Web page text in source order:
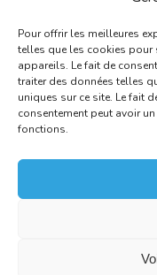
Pour offrir les meilleures
telles que les cookies pour
appareils. Le fait de
traiter des données telles
uniques sur ce site. Le fait
consentement peut avoir
fonctions.